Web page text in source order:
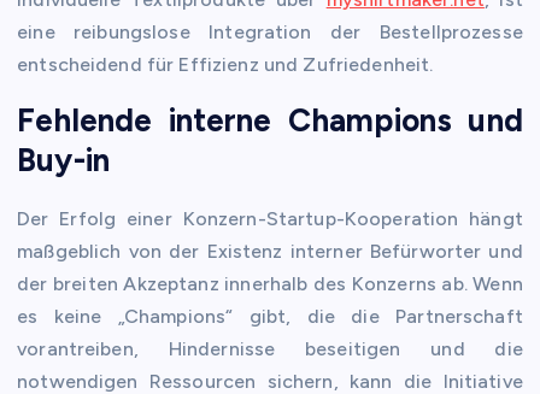
eine reibungslose Integration der Bestellprozesse
entscheidend für Effizienz und Zufriedenheit.
Fehlende interne Champions und
Buy-in
Der Erfolg einer Konzern-Startup-Kooperation hängt
maßgeblich von der Existenz interner Befürworter und
der breiten Akzeptanz innerhalb des Konzerns ab. Wenn
es keine „Champions“ gibt, die die Partnerschaft
vorantreiben, Hindernisse beseitigen und die
notwendigen Ressourcen sichern, kann die Initiative